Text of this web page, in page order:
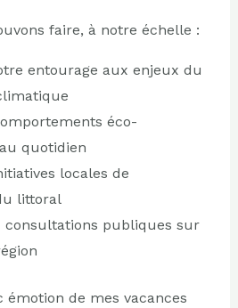
faire, à notre échelle :
entourage aux enjeux du
éco-
quotidien
locales de
littoral
consultations publiques sur
émotion de mes vacances